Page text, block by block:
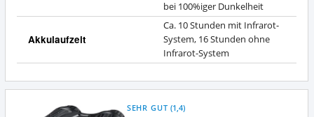
bei 100%iger Dunkelheit
Akkulaufzeit
Ca. 10 Stunden mit Infrarot-
System, 16 Stunden ohne
Infrarot-System
SEHR GUT (1,4)